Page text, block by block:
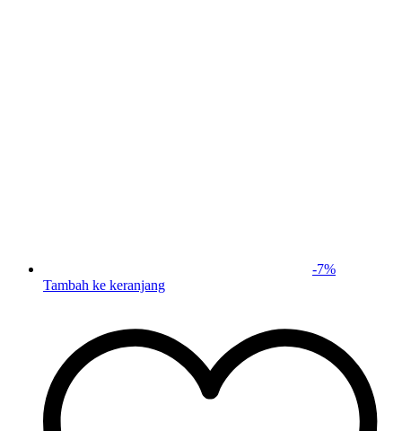
-7%
Tambah ke keranjang